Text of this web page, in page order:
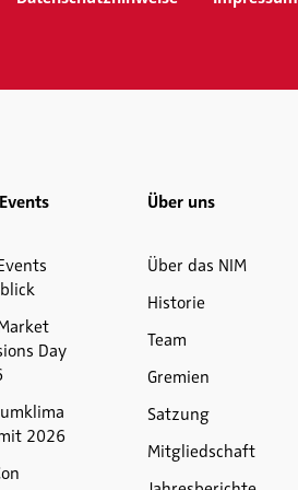
Day
2026
Über uns
Über das NIM
Historie
Team
Gremien
Satzung
Mitgliedschaft